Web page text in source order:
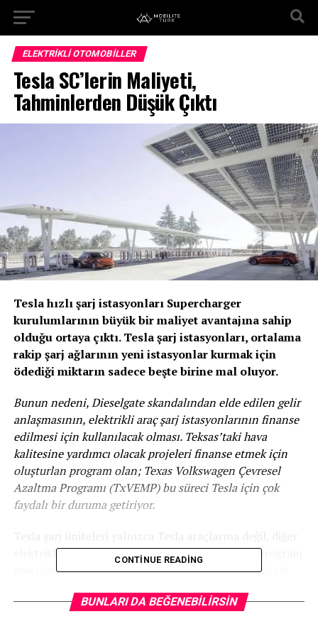
ELEKTRIKLI OTOMOBILLER
Tesla SC’lerin Maliyeti,
Tahminlerden Düşük Çıktı
Tesla hızlı şarj istasyonları Supercharger
kurulumlarının büyük bir maliyet avantajına sahip
olduğu ortaya çıktı. Tesla şarj istasyonları, ortalama
rakip şarj ağlarının yeni istasyonlar kurmak için
ödediği miktarın sadece beşte birine mal oluyor.
Bunun nedeni, Dieselgate skandalından elde edilen gelir
anlaşmasının, elektrikli araç şarj istasyonlarının finanse
edilmesi için kullanılacak olması. Teksas’taki hava
kalitesine yardımcı olacak projeleri finanse etmek için
oluşturlan program olan; Texas Volkswagen Çevresel
Azaltma Programı (TxVEMP) bu süreci Tesla için çok
faydalı bir duruma getiriyor.
elektrikli modellere de hizmet vermek adına bu program
aracılığıyla hibe için başvuruda bulunmuştu. Bildiğiniz
taşımıştı. Bu hibe programına Tesla gibi EVgo,
CONTINUE READING
BUNLARI DA BEĞENEBILIRSIN